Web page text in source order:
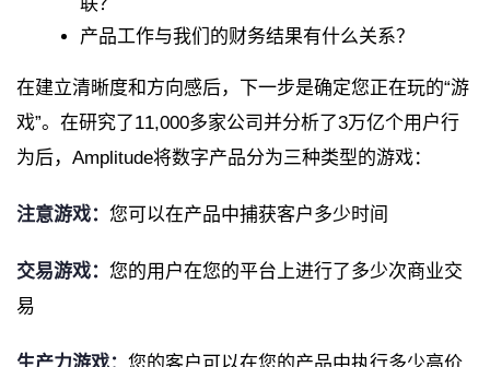
产品工作与我们的财务结果有什么关系？
在建立清晰度和方向感后，下一步是确定您正在玩的“游
戏”。在研究了11,000多家公司并分析了3万亿个用户行
为后，Amplitude将数字产品分为三种类型的游戏：
注意游戏： 您可以在产品中捕获客户多少时间
交易游戏： 您的用户在您的平台上进行了多少次商业交
易
生产力游戏： 您的客户可以在您的产品中执行多少高价